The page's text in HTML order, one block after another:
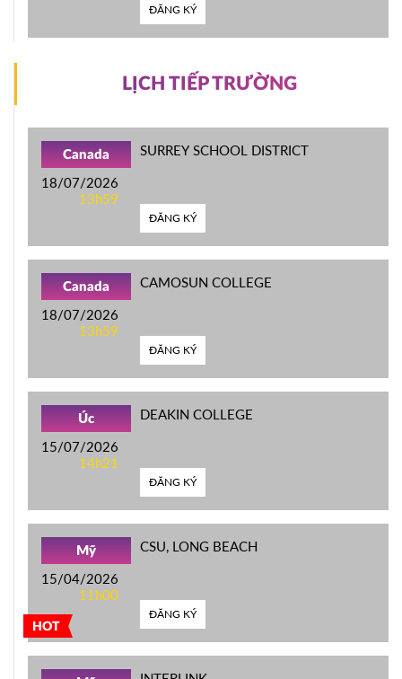
ĐĂNG KÝ
LỊCH TIẾP TRƯỜNG
Canada
18/07/2026
13h59
SURREY SCHOOL DISTRICT
ĐĂNG KÝ
Canada
18/07/2026
13h59
CAMOSUN COLLEGE
ĐĂNG KÝ
Úc
15/07/2026
14h21
DEAKIN COLLEGE
ĐĂNG KÝ
HOT
Mỹ
15/04/2026
11h00
CSU, LONG BEACH
ĐĂNG KÝ